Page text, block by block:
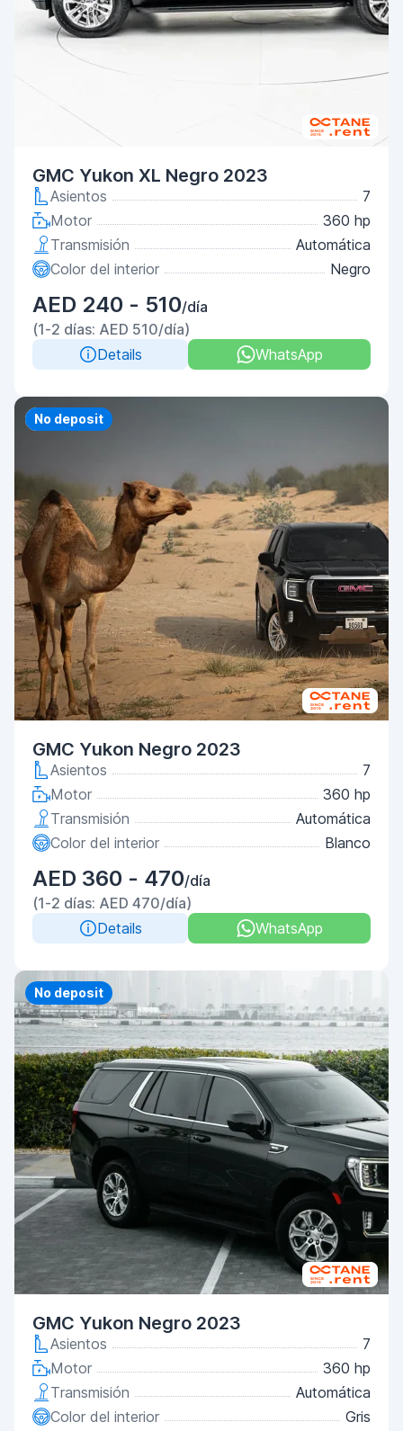
GMC Yukon XL Negro 2023
Asientos
7
Motor
360 hp
Transmisión
Automática
Color del interior
Negro
AED 240 - 510/día
(1-2 días: AED 510/día)
Details
WhatsApp
Priority
No deposit
GMC Yukon Negro 2023
Asientos
7
Motor
360 hp
Transmisión
Automática
Color del interior
Blanco
AED 360 - 470/día
(1-2 días: AED 470/día)
Details
WhatsApp
Priority
No deposit
GMC Yukon Negro 2023
Asientos
7
Motor
360 hp
Transmisión
Automática
Color del interior
Gris